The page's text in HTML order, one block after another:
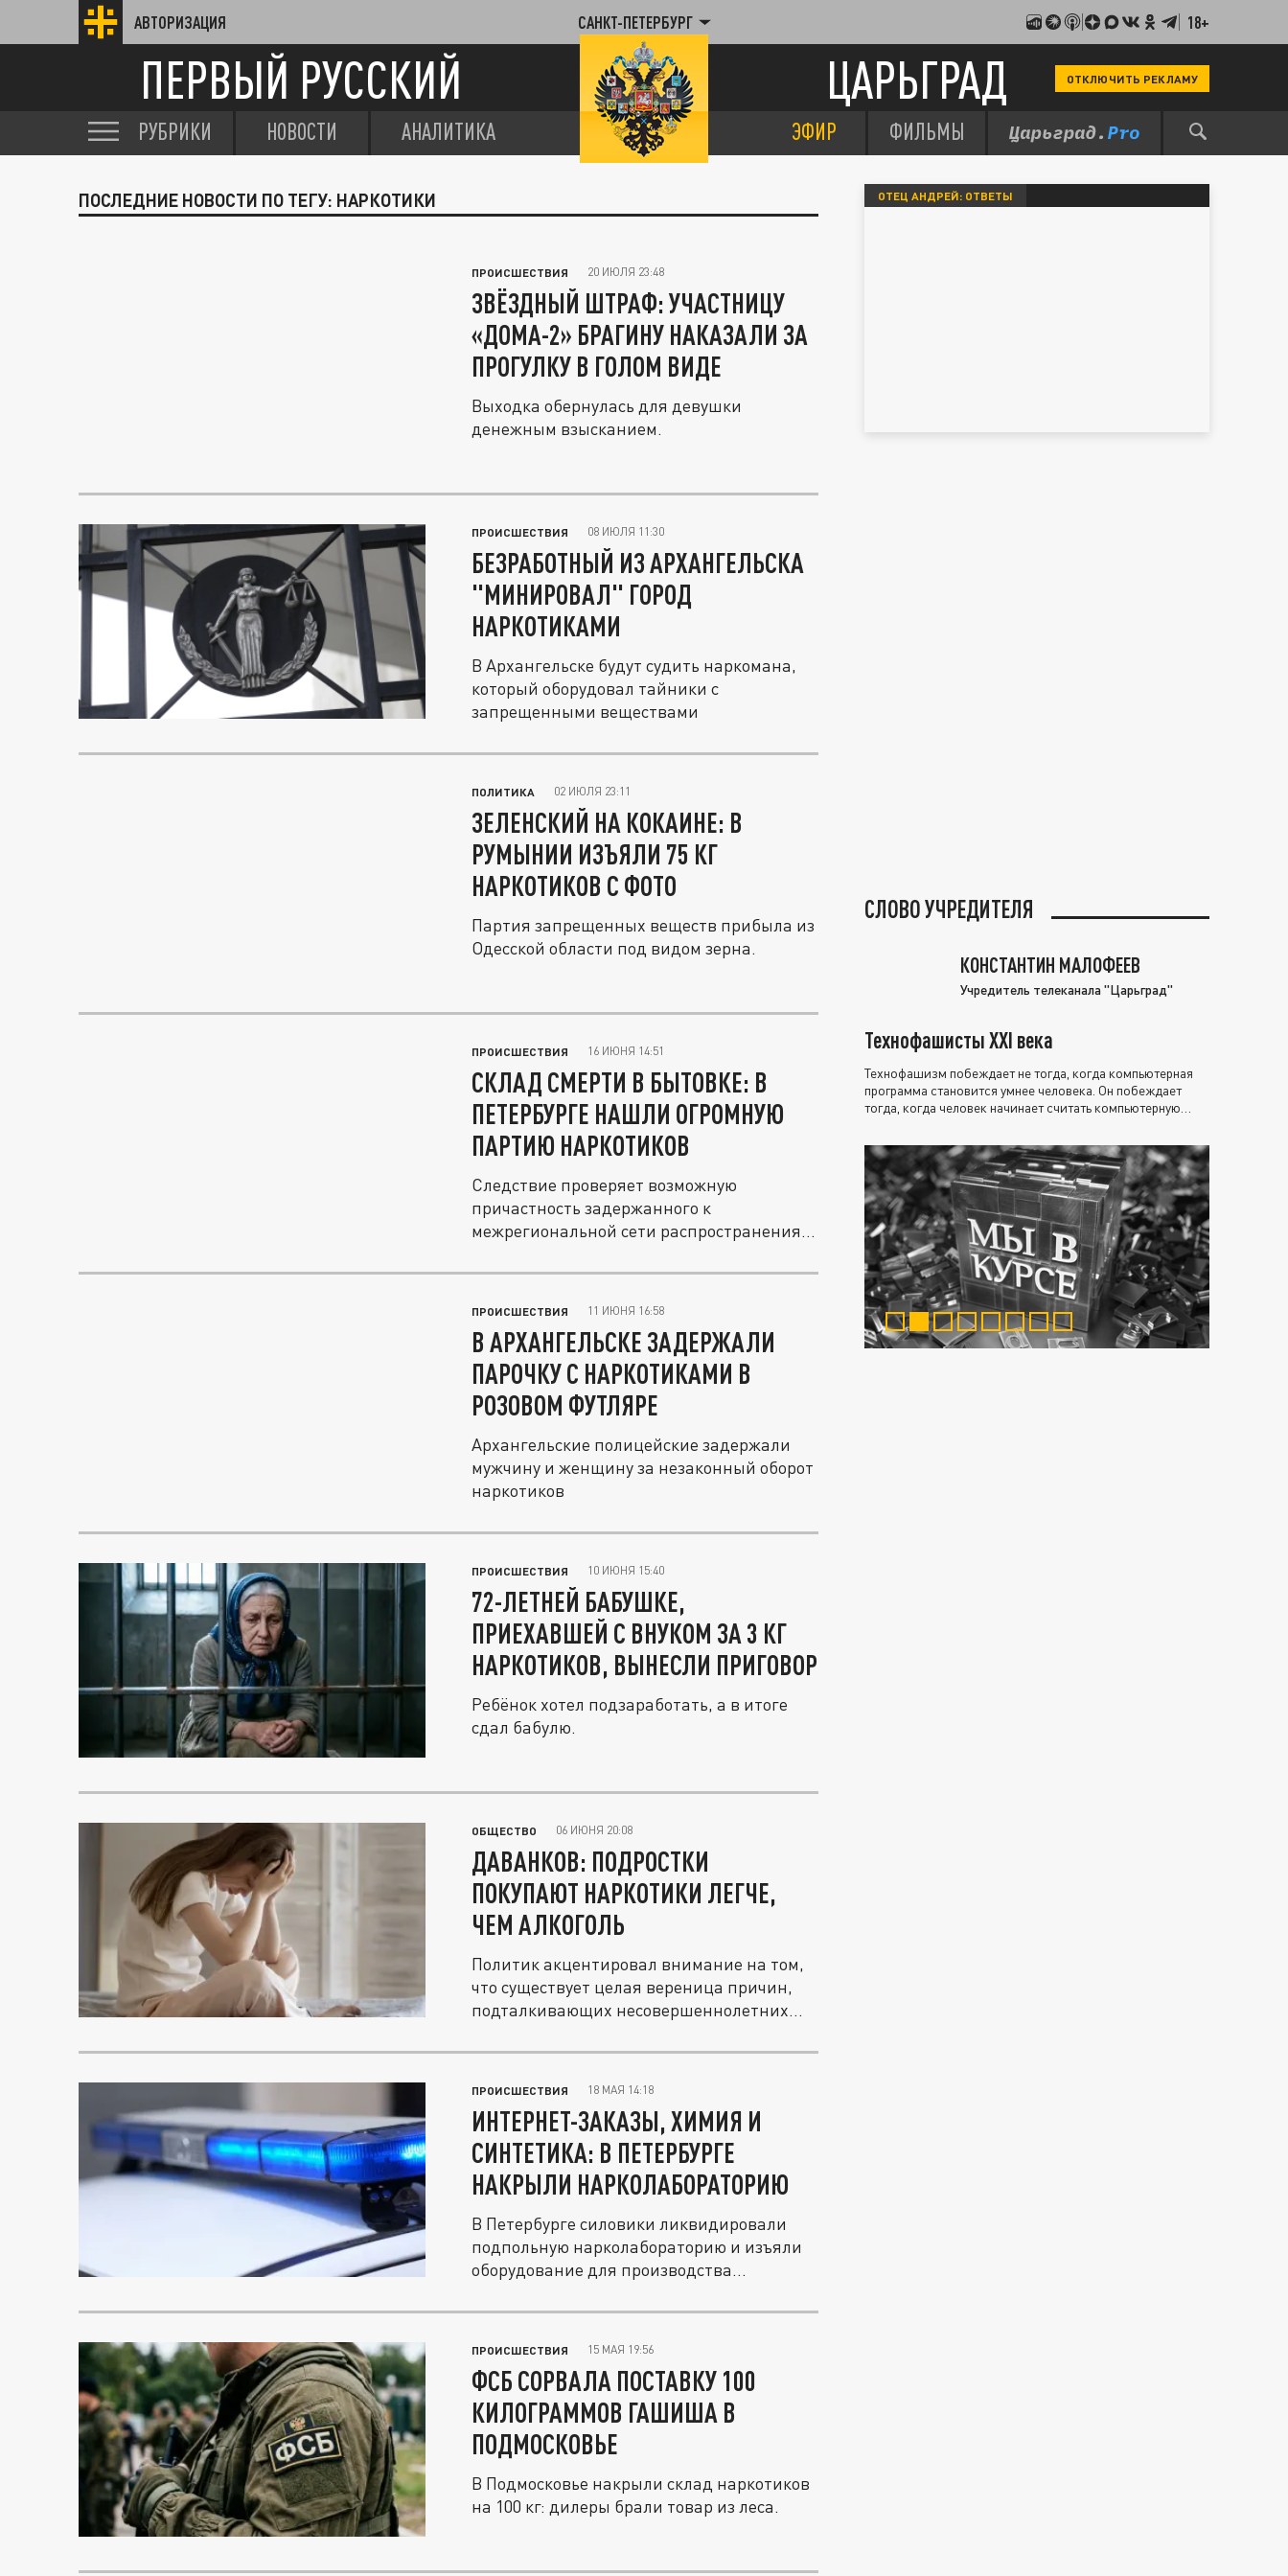
АВТОРИЗАЦИЯ САНКТ-ПЕТЕРБУРГ 18+
ПЕРВЫЙ РУССКИЙ ЦАРЬГРАД ОТКЛЮЧИТЬ РЕКЛАМУ
РУБРИКИ НОВОСТИ АНАЛИТИКА ЭФИР ФИЛЬМЫ
ПОСЛЕДНИЕ НОВОСТИ ПО ТЕГУ: НАРКОТИКИ
ПРОИСШЕСТВИЯ 20 ИЮЛЯ 23:48
ЗВЁЗДНЫЙ ШТРАФ: УЧАСТНИЦУ
«ДОМА-2» БРАГИНУ НАКАЗАЛИ ЗА
ПРОГУЛКУ В ГОЛОМ ВИДЕ
Выходка обернулась для девушки
денежным взысканием.
ПРОИСШЕСТВИЯ 08 ИЮЛЯ 11:30
БЕЗРАБОТНЫЙ ИЗ АРХАНГЕЛЬСКА
"МИНИРОВАЛ" ГОРОД
НАРКОТИКАМИ
В Архангельске будут судить наркомана,
который оборудовал тайники с
запрещенными веществами
ПОЛИТИКА 02 ИЮЛЯ 23:11
ЗЕЛЕНСКИЙ НА КОКАИНЕ: В
РУМЫНИИ ИЗЪЯЛИ 75 КГ
НАРКОТИКОВ С ФОТО
Партия запрещенных веществ прибыла из
Одесской области под видом зерна.
ПРОИСШЕСТВИЯ 16 ИЮНЯ 14:51
СКЛАД СМЕРТИ В БЫТОВКЕ: В
ПЕТЕРБУРГЕ НАШЛИ ОГРОМНУЮ
ПАРТИЮ НАРКОТИКОВ
Следствие проверяет возможную
причастность задержанного к
межрегиональной сети распространения
ПРОИСШЕСТВИЯ 11 ИЮНЯ 16:58
В АРХАНГЕЛЬСКЕ ЗАДЕРЖАЛИ
ПАРОЧКУ С НАРКОТИКАМИ В
РОЗОВОМ ФУТЛЯРЕ
Архангельские полицейские задержали
мужчину и женщину за незаконный оборот
наркотиков
ПРОИСШЕСТВИЯ 10 ИЮНЯ 15:40
72-ЛЕТНЕЙ БАБУШКЕ,
ПРИЕХАВШЕЙ С ВНУКОМ ЗА 3 КГ
НАРКОТИКОВ, ВЫНЕСЛИ ПРИГОВОР
Ребёнок хотел подзаработать, а в итоге
сдал бабулю.
ОБЩЕСТВО 06 ИЮНЯ 20:08
ДАВАНКОВ: ПОДРОСТКИ
ПОКУПАЮТ НАРКОТИКИ ЛЕГЧЕ,
ЧЕМ АЛКОГОЛЬ
Политик акцентировал внимание на том,
что существует целая вереница причин,
подталкивающих несовершеннолетних...
ПРОИСШЕСТВИЯ 18 МАЯ 14:18
ИНТЕРНЕТ-ЗАКАЗЫ, ХИМИЯ И
СИНТЕТИКА: В ПЕТЕРБУРГЕ
НАКРЫЛИ НАРКОЛАБОРАТОРИЮ
В Петербурге силовики ликвидировали
подпольную нарколабораторию и изъяли
оборудование для производства...
ПРОИСШЕСТВИЯ 15 МАЯ 19:56
ФСБ СОРВАЛА ПОСТАВКУ 100
КИЛОГРАММОВ ГАШИША В
ПОДМОСКОВЬЕ
В Подмосковье накрыли склад наркотиков
на 100 кг: дилеры брали товар из леса.
ОТЕЦ АНДРЕЙ: ОТВЕТЫ
СЛОВО УЧРЕДИТЕЛЯ
КОНСТАНТИН МАЛОФЕЕВ
Учредитель телеканала "Царьград"
Технофашисты XXI века
Технофашизм побеждает не тогда, когда компьютерная
программа становится умнее человека. Он побеждает
тогда, когда человек начинает считать компьютерную